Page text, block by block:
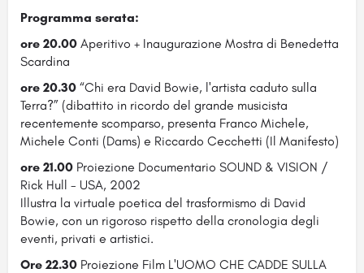
Programma serata:
ore 20.00 Aperitivo + Inaugurazione Mostra di Benedetta
Scardina
ore 20.30 “Chi era David Bowie, l'artista caduto sulla
Terra?” (dibattito in ricordo del grande musicista
recentemente scomparso, presenta Franco Michele,
Michele Conti (Dams) e Riccardo Cecchetti (Il Manifesto)
ore 21.00 Proiezione Documentario SOUND & VISION /
Rick Hull - USA, 2002
Illustra la virtuale poetica del trasformismo di David
Bowie, con un rigoroso rispetto della cronologia degli
eventi, privati e artistici.
Ore 22.30 Proiezione Film L'UOMO CHE CADDE SULLA